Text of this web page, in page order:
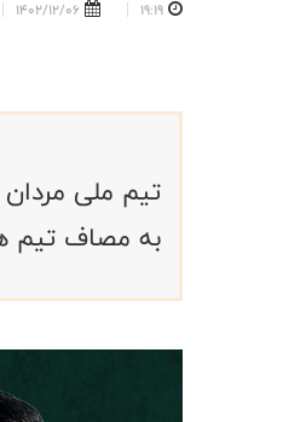
19:19
1402/12/06
به مصاف تیم